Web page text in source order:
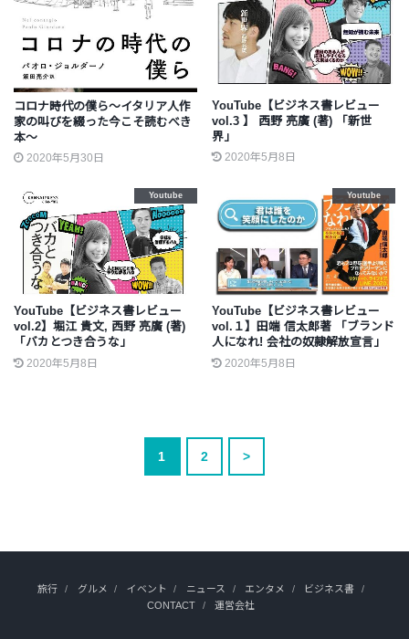
コロナ時代の僕ら～イタリア人作
家の叫びを綴った今こそ読むべき
本～
2020年5月30日
YouTube【ビジネス書レビュー
vol.3 】 西野 亮廣 (著) 「新世
界」
2020年5月8日
Youtube
YouTube【ビジネス書レビュー
vol.2】堀江 貴文, 西野 亮廣 (著)
「バカとつき合うな」
2020年5月8日
Youtube
YouTube【ビジネス書レビュー
vol.１】田端 信太郎著 「ブランド
人になれ! 会社の奴隷解放宣言」
2020年5月8日
1 2 >
旅行 グルメ イベント ニュース エンタメ
ビジネス書
CONTACT
運営会社